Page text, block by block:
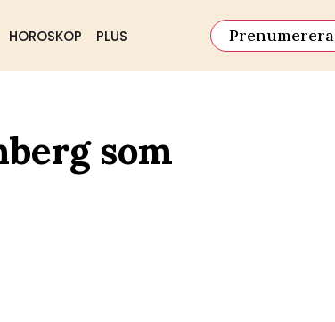
HOROSKOP PLUS Prenumerera
som